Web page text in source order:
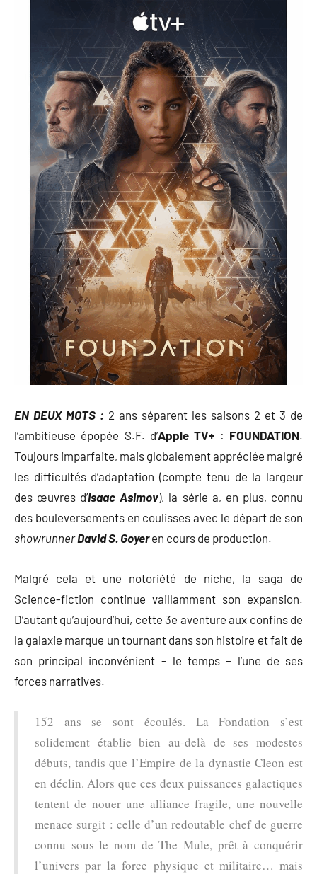
EN DEUX MOTS : 2 ans séparent les saisons 2 et 3 de
l’ambitieuse épopée S.F. d’Apple TV+ : FOUNDATION.
Toujours imparfaite, mais globalement appréciée malgré
les difficultés d’adaptation (compte tenu de la largeur
des œuvres d’Isaac Asimov), la série a, en plus, connu
des bouleversements en coulisses avec le départ de son
showrunnerDavid S. Goyeren cours de production.
Malgré cela et une notoriété de niche, la saga de
Science-fiction continue vaillamment son expansion.
D’autant qu’aujourd’hui, cette 3e aventure aux confins de
la galaxie marque un tournant dans son histoire et fait de
son principal inconvénient – le temps – l’une de ses
forces narratives.
152 ans se sont écoulés. La Fondation s’est
solidement établie bien au-delà de ses modestes
débuts, tandis que l’Empire de la dynastie Cleon est
en déclin. Alors que ces deux puissances galactiques
tentent de nouer une alliance fragile, une nouvelle
menace surgit : celle d’un redoutable chef de guerre
connu sous le nom de The Mule, prêt à conquérir
l’univers par la force physique et militaire… mais